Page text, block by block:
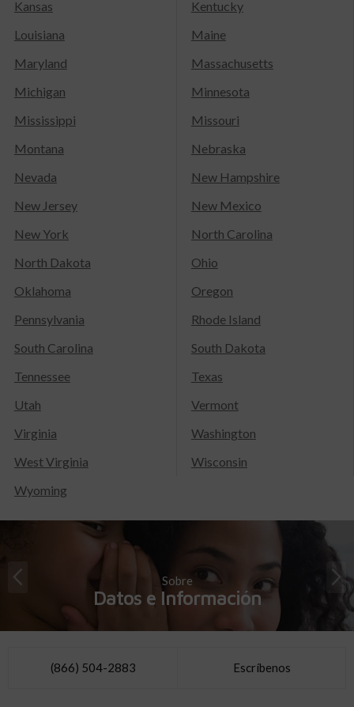
Kansas
Kentucky
Louisiana
Maine
Maryland
Massachusetts
Michigan
Minnesota
Mississippi
Missouri
Montana
Nebraska
Nevada
New Hampshire
New Jersey
New Mexico
New York
North Carolina
North Dakota
Ohio
Oklahoma
Oregon
Pennsylvania
Rhode Island
South Carolina
South Dakota
Tennessee
Texas
Utah
Vermont
Virginia
Washington
West Virginia
Wisconsin
Wyoming
Sobre
Datos e Información
(866) 504-2883 Escríbenos